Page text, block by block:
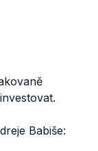
Babiše: